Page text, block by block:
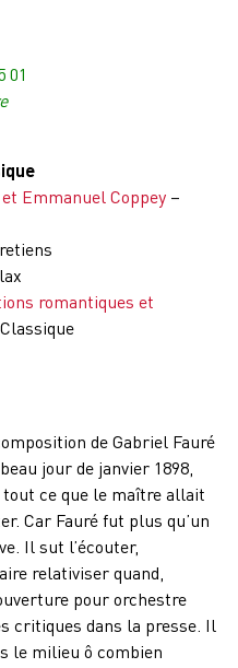
01
Emmanuel Coppey –
romantiques et
de Gabriel Fauré
jour de janvier 1898,
ce que le maître allait
Car Fauré fut plus qu’un
Il sut l’écouter,
relativiser quand,
pour orchestre
critiques dans la presse. Il
le milieu ô combien